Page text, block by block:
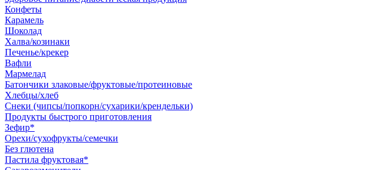
Конфеты
Карамель
Шоколад
Халва/козинаки
Печенье/крекер
Вафли
Мармелад
Батончики злаковые/фруктовые/протеиновые
Хлебцы/хлеб
Снеки (чипсы/попкорн/сухарики/крендельки)
Продукты быстрого приготовления
Зефир*
Орехи/сухофрукты/семечки
Без глютена
Пастила фруктовая*